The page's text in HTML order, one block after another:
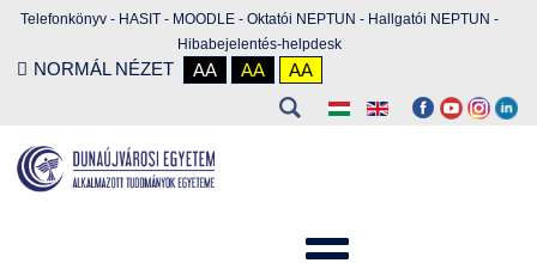
Telefonkönyv - HASIT - MOODLE - Oktatói NEPTUN - Hallgatói NEPTUN -
Hibabejelentés-helpdesk
NORMÁL NÉZET AA AA AA